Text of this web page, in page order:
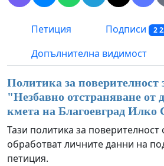
Петиция Подписи 2
Допълнителна видимост
Политика за поверителност
"Незбавно отстраняване от
кмета на Благоевград Илко
Тази политика за поверителност
обработват личните данни на
петиция.